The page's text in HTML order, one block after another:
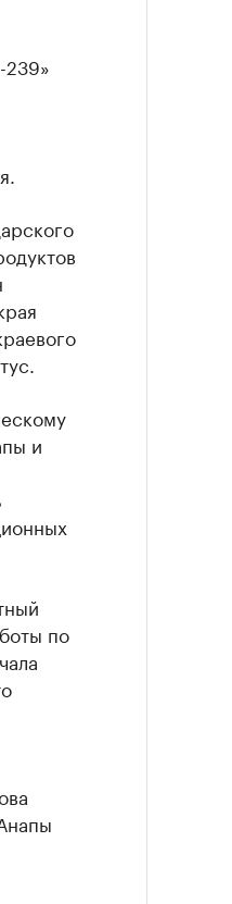
239»
и
по